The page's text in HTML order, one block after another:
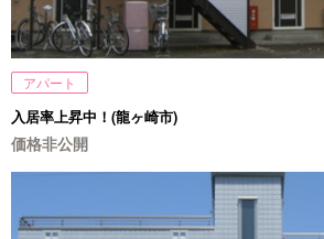
アパート
入居率上昇中！(龍ヶ崎市)
価格非公開